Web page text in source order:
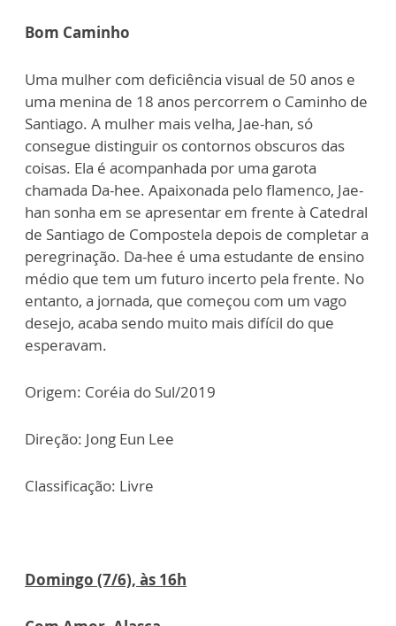
Bom Caminho
Uma mulher com deficiência visual de 50 anos e
uma menina de 18 anos percorrem o Caminho de
Santiago. A mulher mais velha, Jae-han, só
consegue distinguir os contornos obscuros das
coisas. Ela é acompanhada por uma garota
chamada Da-hee. Apaixonada pelo flamenco, Jae-
han sonha em se apresentar em frente à Catedral
de Santiago de Compostela depois de completar a
peregrinação. Da-hee é uma estudante de ensino
médio que tem um futuro incerto pela frente. No
entanto, a jornada, que começou com um vago
desejo, acaba sendo muito mais difícil do que
esperavam.
Origem: Coréia do Sul/2019
Direção: Jong Eun Lee
Classificação: Livre
Domingo (7/6), às 16h